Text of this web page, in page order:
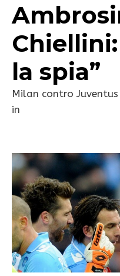
la spia”
Milan contro
in